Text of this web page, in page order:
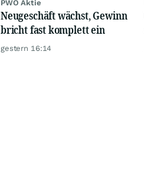
PWO Aktie
Neugeschäft wächst, Gewinn
bricht fast komplett ein
gestern 16:14